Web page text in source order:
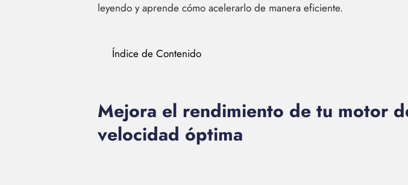
leyendo y aprende cómo acelerarlo de manera eficiente.
Índice de Contenido
Mejora el rendimiento de tu motor
velocidad óptima